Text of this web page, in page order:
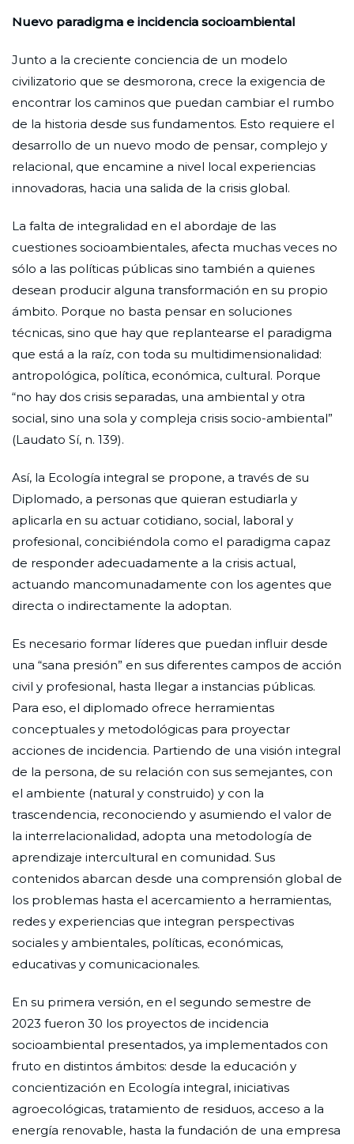
Nuevo paradigma e incidencia socioambiental
Junto a la creciente conciencia de un modelo
civilizatorio que se desmorona, crece la exigencia de
encontrar los caminos que puedan cambiar el rumbo
de la historia desde sus fundamentos. Esto requiere el
desarrollo de un nuevo modo de pensar, complejo y
relacional, que encamine a nivel local experiencias
innovadoras, hacia una salida de la crisis global.
La falta de integralidad en el abordaje de las
cuestiones socioambientales, afecta muchas veces no
sólo a las políticas públicas sino también a quienes
desean producir alguna transformación en su propio
ámbito. Porque no basta pensar en soluciones
técnicas, sino que hay que replantearse el paradigma
que está a la raíz, con toda su multidimensionalidad:
antropológica, política, económica, cultural. Porque
“no hay dos crisis separadas, una ambiental y otra
social, sino una sola y compleja crisis socio-ambiental”
(Laudato Sí, n. 139).
Así, la Ecología integral se propone, a través de su
Diplomado, a personas que quieran estudiarla y
aplicarla en su actuar cotidiano, social, laboral y
profesional, concibiéndola como el paradigma capaz
de responder adecuadamente a la crisis actual,
actuando mancomunadamente con los agentes que
directa o indirectamente la adoptan.
Es necesario formar líderes que puedan influir desde
una “sana presión” en sus diferentes campos de acción
civil y profesional, hasta llegar a instancias públicas.
Para eso, el diplomado ofrece herramientas
conceptuales y metodológicas para proyectar
acciones de incidencia. Partiendo de una visión integral
de la persona, de su relación con sus semejantes, con
el ambiente (natural y construido) y con la
trascendencia, reconociendo y asumiendo el valor de
la interrelacionalidad, adopta una metodología de
aprendizaje intercultural en comunidad. Sus
contenidos abarcan desde una comprensión global de
los problemas hasta el acercamiento a herramientas,
redes y experiencias que integran perspectivas
sociales y ambientales, políticas, económicas,
educativas y comunicacionales.
En su primera versión, en el segundo semestre de
2023 fueron 30 los proyectos de incidencia
socioambiental presentados, ya implementados con
fruto en distintos ámbitos: desde la educación y
concientización en Ecología integral, iniciativas
agroecológicas, tratamiento de residuos, acceso a la
energía renovable, hasta la fundación de una empresa